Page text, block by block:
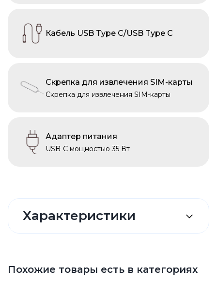
Кабель USB Type C/USB Type C
Скрепка для извлечения SIM-карты
Скрепка для извлечения SIM-карты
Адаптер питания
USB-C мощностью 35 Вт
Характеристики
Похожие товары есть в категориях